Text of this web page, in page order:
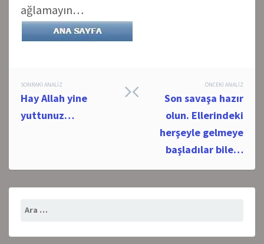
ağlamayın…
Post
navigation
ÖNCEKI ANALIZ
Son savaşa hazır
olun. Ellerindeki
herşeyle gelmeye
başladılar bile…
SONRAKI ANALIZ
Hay Allah yine
yuttunuz…